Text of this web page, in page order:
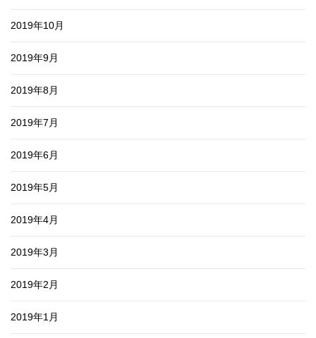
2019年10月
2019年9月
2019年8月
2019年7月
2019年6月
2019年5月
2019年4月
2019年3月
2019年2月
2019年1月